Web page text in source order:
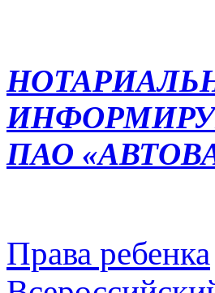
ПАО
Права ребенка